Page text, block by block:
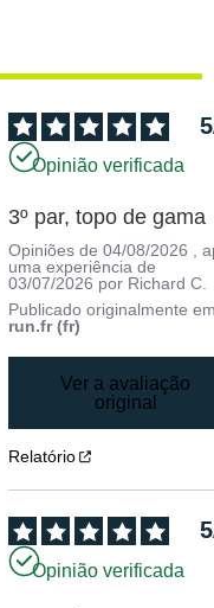
5
Opinião verificada
3º par, topo de gama
Opiniões de04/08/2026
,
uma experiência de
03/07/2026 por Richard C.
Publicado originalmente
run.fr (fr)
Ver a avaliação
original
Relatório
5
Opinião verificada